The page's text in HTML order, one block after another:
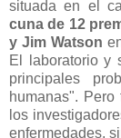
situada en el
cuna de 12
y Jim Watson
El laboratorio y
principales
humanas".
los
enfermedades,